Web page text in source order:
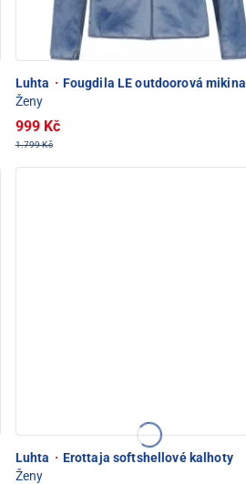
Luhta · Fougdila LE outdoorová mikina
Ženy
999 Kč
1.799 Kč
Luhta · Erottaja softshellové kalhoty
Ženy